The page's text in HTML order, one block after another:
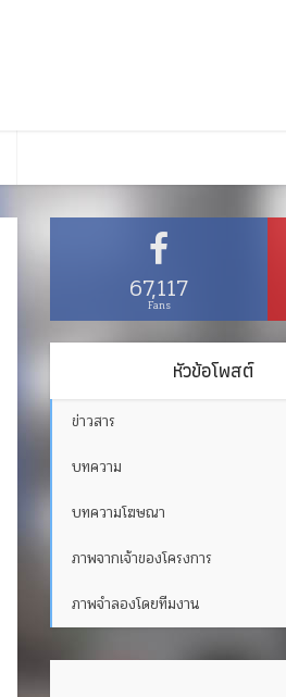
67,117
Fans
หัวข้อโพสต์
ข่าวสาร
บทความ
บทความโฆษณา
ภาพจากเจ้าของโครงการ
ภาพจำลองโดยทีมงาน